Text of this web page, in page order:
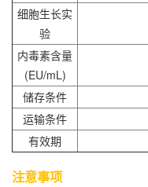
细胞生长实
验
内毒素含量
(EU/mL)
储存条件
运输条件
有效期
注意事项